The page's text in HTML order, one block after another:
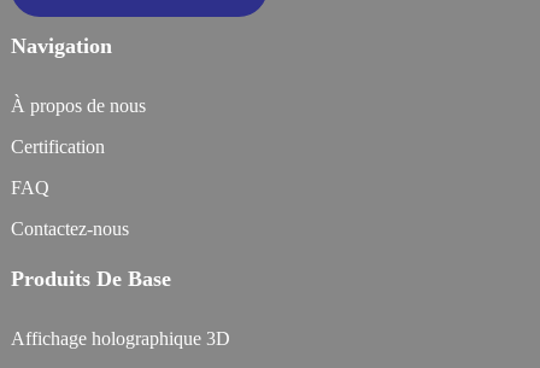
Navigation
À propos de nous
Certification
FAQ
Contactez-nous
Produits De Base
Affichage holographique 3D